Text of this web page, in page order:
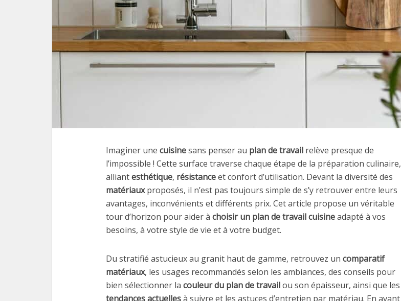
Imaginer une cuisinesans penser au plan de travail relève presque de
l’impossible ! Cette surface traverse chaque étape de la préparation culinaire,
alliantesthétique, résistanceet confort d’utilisation. Devant la diversité des
matériauxproposés, il n’est pas toujours simple de s’y retrouver entre leurs
avantages, inconvénients et différents prix. Cet article propose un véritable
tour d’horizon pour aider à choisir un plan de travail cuisineadapté à vos
besoins, à votre style de vie et à votre budget.
Du stratifié astucieux au granit haut de gamme, retrouvez un comparatif
matériaux, les usages recommandés selon les ambiances, des conseils pour
bien sélectionner la couleur du plan de travailou son épaisseur, ainsi que les
tendances actuellesà suivre et les astuces d’entretien par matériau. En avant